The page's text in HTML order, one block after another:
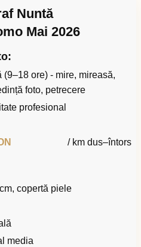
Nuntă
Mai 2026
ore) - mire, mireasă,
foto, petrecere
profesional
/ km dus–întors
copertă piele
media